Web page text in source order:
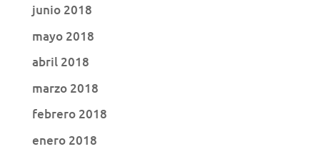
junio 2018
mayo 2018
abril 2018
marzo 2018
febrero 2018
enero 2018